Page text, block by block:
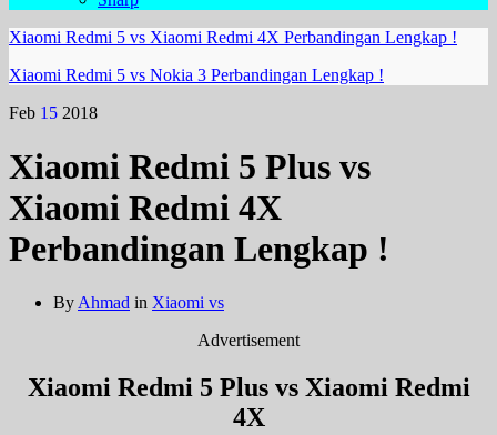
Xiaomi Redmi 5 vs Xiaomi Redmi 4X Perbandingan Lengkap !
Xiaomi Redmi 5 vs Nokia 3 Perbandingan Lengkap !
Feb 15 2018
Xiaomi Redmi 5 Plus vs
Xiaomi Redmi 4X
Perbandingan Lengkap !
ByAhmad in Xiaomi vs
Advertisement
Xiaomi Redmi 5 Plus vs Xiaomi Redmi
4X